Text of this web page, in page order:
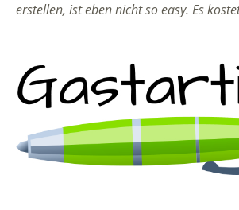
erstellen, ist eben nicht so easy. Es